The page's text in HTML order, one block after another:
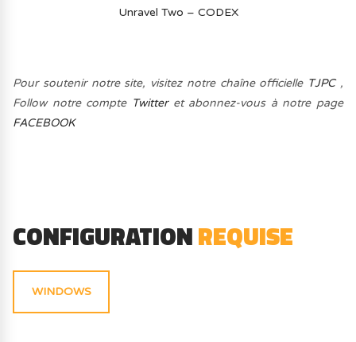
Unravel Two – CODEX
Pour soutenir notre site, visitez notre chaîne officielle TJPC,
Follow notre compte Twitteret abonnez-vous à notre page
FACEBOOK
CONFIGURATIONREQUISE
WINDOWS